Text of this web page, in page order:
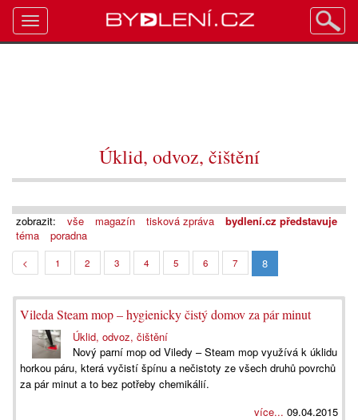
Úklid, odvoz, čištění
zobrazit: vše magazín tisková zpráva
bydlení.cz představuje
téma
poradna
< 1 2 3 4 5 6 7 8
Vileda Steam mop – hygienicky čistý domov za pár minut
Úklid, odvoz, čištění
Nový parní mop od Viledy – Steam mop využívá k úklidu
horkou páru, která vyčistí špínu a nečistoty ze všech druhů povrchů
za pár minut a to bez potřeby chemikálií.
více... 09.04.2015
Toggle
navigation